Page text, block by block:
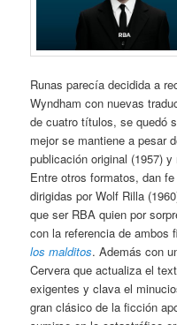
Runas parecía decidida a
Wyndham con nuevas
de cuatro títulos, se quedó
mejor se mantiene a pesar
publicación original (1957)
Entre otros formatos, dan
dirigidas por Wolf Rilla
que ser RBA quien por
con la referencia de
los malditos. Además con
Cervera que actualiza el
exigentes y clava el
gran clásico de la ficción